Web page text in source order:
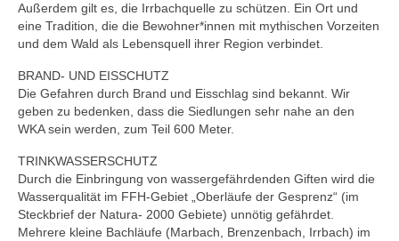
Außerdem gilt es, die Irrbachquelle zu schützen. Ein Ort und
eine Tradition, die die Bewohner*innen mit mythischen Vorzeiten
und dem Wald als Lebensquell ihrer Region verbindet.
BRAND- UND EISSCHUTZ
Die Gefahren durch Brand und Eisschlag sind bekannt. Wir
geben zu bedenken, dass die Siedlungen sehr nahe an den
WKA sein werden, zum Teil 600 Meter.
TRINKWASSERSCHUTZ
Durch die Einbringung von wassergefährdenden Giften wird die
Wasserqualität im FFH-Gebiet „Oberläufe der Gesprenz“ (im
Steckbrief der Natura- 2000 Gebiete) unnötig gefährdet.
Mehrere kleine Bachläufe (Marbach, Brenzenbach, Irrbach) im